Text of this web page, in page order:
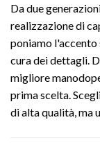
Da due
realizzazione di
poniamo
cura dei dettagli.
migliore
prima scelta.
di alta qualità, ma